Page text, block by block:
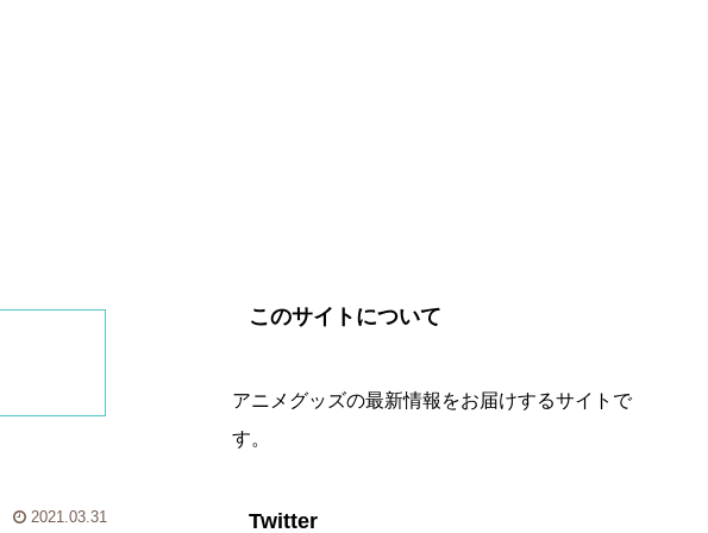
2021.03.31
このサイトについて
アニメグッズの最新情報をお届けするサイトで
す。
Twitter